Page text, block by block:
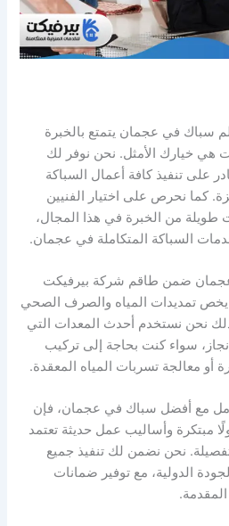
سباك في عجمان يتمتع بالخبرة
هي خيارك الأمثل. نحن نوفر لك
على تنفيذ كافة أعمال السباكة
كما نحرص على اختيار الفنيين
طويلة من الخبرة في هذا المجال،
السباكة المتكاملة في عجمان.
ضمن طاقم شركة بيرفيكت
يخص تمديدات المياه والصرف الصحي
نحن نستخدم أحدث المعدات التي
سواء كنت بحاجة إلى تركيب
أو معالجة تسربات المياه المعقدة.
مع أفضل سباك في عجمان، فإن
مبتكرة وأساليب عمل حديثة تعتمد
نحن نضمن لك تنفيذ جميع
الدولية، مع توفير ضمانات